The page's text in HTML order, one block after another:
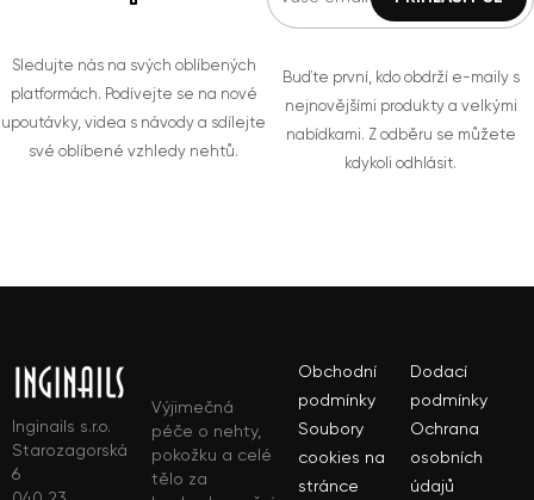
Sledujte nás na svých oblíbených
platformách. Podívejte se na nové
upoutávky, videa s návody a sdílejte
své oblíbené vzhledy nehtů.
Buďte první, kdo obdrží e-maily s
nejnovějšími produkty a velkými
nabídkami. Z odběru se můžete
kdykoli odhlásit.
Inginails s.r.o.
Starozagorská
6
Výjimečná
péče o nehty,
pokožku a celé
tělo za
Obchodní
podmínky
Dodací
podmínky
Soubory
cookies na
stránce
Ochrana
osobních
údajů